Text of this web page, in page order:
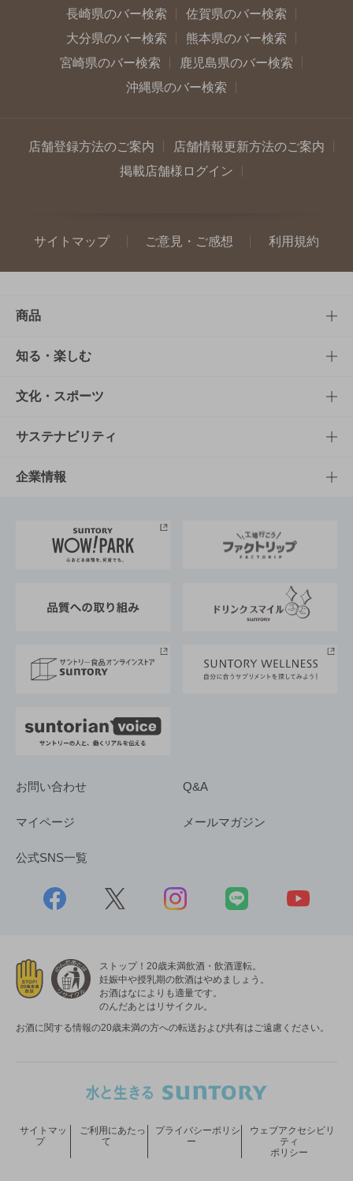
長崎県のバー検索
佐賀県のバー検索
大分県のバー検索
熊本県のバー検索
宮崎県のバー検索
鹿児島県のバー検索
沖縄県のバー検索
店舗登録方法のご案内
店舗情報更新方法のご案内
掲載店舗様ログイン
サイトマップ ご意見・ご感想 利用規約
商品
商品TOP
商品一覧
商品発売情報
栄養成分一覧
知る・楽しむ
知る・楽しむTOP
キャンペーン
工場見学
地域情報
文化・スポーツ
文化・スポーツTOP
サントリーホール
サントリーサンバーズ大阪
サステナビリティ
サステナビリティTOP
サントリーが考えるサステナビリティ経営
企業情報
企業概要
採用情報
お問い合わせ Q&A
マイページ メールマガジン
公式SNS一覧
ストップ！20歳未満飲酒・飲酒運転。
妊娠中や授乳期の飲酒はやめましょう。
お酒はなによりも適量です。
のんだあとはリサイクル。
お酒に関する情報の20歳未満の方への転送および共有はご遠慮ください。
サイトマッ
プ
ご利用にあたっ
て
プライバシーポリシ
ー
ウェブアクセシビリ
ティ
ポリシー